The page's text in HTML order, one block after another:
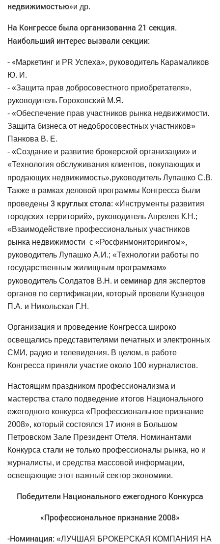
недвижимостью»и др.
На Конгрессе была организованна 21 секция.
Наибольший интерес вызвали секции:
- «Маркетинг и PR Успеха», руководитель Карамаликов
Ю. И.
- «Защита прав добросовестного приобретателя»,
руководитель Гороховский М.Я.
- «Обеспечение прав участников рынка недвижимости.
Защита бизнеса от недобросовестных участников»
Панкова В. Е.
- «Создание и развитие брокерской организации» и
«Технология обслуживания клиентов, покупающих и
продающих недвижимость»,руководитель Лупашко С.В.
Также в рамках деловой программы Конгресса были
проведены 3 круглых стола: «Инструменты развития
городских территорий», руководитель Апрелев К.Н.;
«Взаимодействие профессиональных участников
рынка недвижимости с «Росфинмониторингом»,
руководитель Лупашко А.И.; «Технологии работы по
государственным жилищным программам»
руководитель Солдатов В.Н. и семинар для экспертов
органов по сертификации, который провели Кузнецов
П.А. и Никольская Г.Н.
Организация и проведение Конгресса широко
освещались представителями печатных и электронных
СМИ, радио и телевидения. В целом, в работе
Конгресса приняли участие около 100 журналистов.
Настоящим праздником профессионализма и
мастерства стало подведение итогов Национального
ежегодного конкурса «Профессиональное признание
2008», который состоялся 17 июня в Большом
Петровском Зале Президент Отеля. Номинантами
Конкурса стали не только профессионалы рынка, но и
журналисты, и средства массовой информации,
освещающие этот важный сектор экономики.
Победители Национального ежегодного Конкурса
«Профессиональное признание 2008»
-Номинация: «ЛУЧШАЯ БРОКЕРСКАЯ КОМПАНИЯ НА